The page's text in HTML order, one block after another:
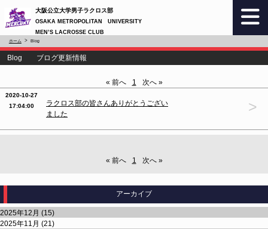
大阪公立大学男子ラクロス部
OSAKA METROPOLITAN UNIVERSITY
MEN’S LACROSSE CLUB
ホーム Blog
Blog ブログ更新情報
« 前へ 1 次へ »
2020-10-27
17:04:00
ラクロス部の皆さんありがとうござい
ました
>
« 前へ 1 次へ »
アーカイブ
2025年12月 (15)
2025年11月 (21)